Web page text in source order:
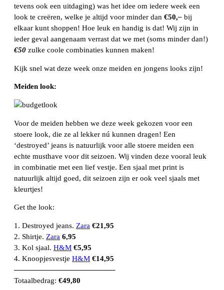
tevens ook een uitdaging) was het idee om iedere week een
look te creëren, welke je altijd voor minder dan €50,– bij
elkaar kunt shoppen! Hoe leuk en handig is dat! Wij zijn in
ieder geval aangenaam verrast dat we met (soms minder dan!)
€50 zulke coole combinaties kunnen maken!
Kijk snel wat deze week onze meiden en jongens looks zijn!
Meiden look:
Voor de meiden hebben we deze week gekozen voor een
stoere look, die ze al lekker nú kunnen dragen! Een
‘destroyed’ jeans is natuurlijk voor alle stoere meiden een
echte musthave voor dit seizoen. Wij vinden deze vooral leuk
in combinatie met een lief vestje. Een sjaal met print is
natuurlijk altijd goed, dit seizoen zijn er ook veel sjaals met
kleurtjes!
Get the look:
1. Destroyed jeans. Zara €21,95
2. Shirtje. Zara 6,95
3. Kol sjaal. H&M €5,95
4. Knoopjesvestje H&M €14,95
—————————————–
Totaalbedrag: €49,80